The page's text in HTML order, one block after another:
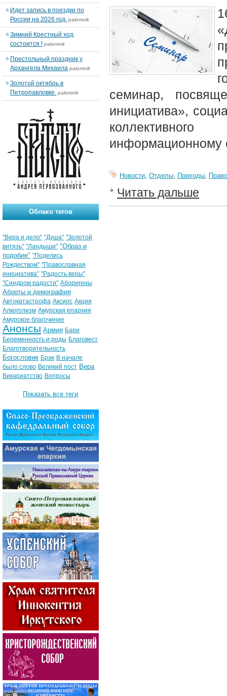
семинар,
инициатива»,
информационному
Новости, Отделы, Приходы,
Читать дальше
Идет запись в поездки по
России на 2026 год. palomnik
Зимний Крестный ход
состоится ! palomnik
Престольный праздник у
Архангела Михаила palomnik
Золотой октябрь в
Петропавловке. palomnik
Облако тегов
"Вера и дело" "Душа" "Золотой
витязь" "Ландыши" "Образ и
подобие" "Поделись
Рождеством" "Православная
инициатива" "Радость веры"
"Синдром радости" Аборигены
Аборты и демография
Автокатастрофа Аксиос Акция
Алкоголизм Амурская епархия
Амурское благочиние
Анонсы Армия Бари
Беременность и роды Благовест
Благотворительность
Богословие Брак В начале
было слово Великий пост Вера
Викариатство Вопросы
Показать все теги